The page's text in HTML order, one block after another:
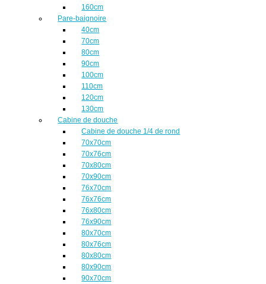
160cm
Pare-baignoire
40cm
70cm
80cm
90cm
100cm
110cm
120cm
130cm
Cabine de douche
Cabine de douche 1/4 de rond
70x70cm
70x76cm
70x80cm
70x90cm
76x70cm
76x76cm
76x80cm
76x90cm
80x70cm
80x76cm
80x80cm
80x90cm
90x70cm